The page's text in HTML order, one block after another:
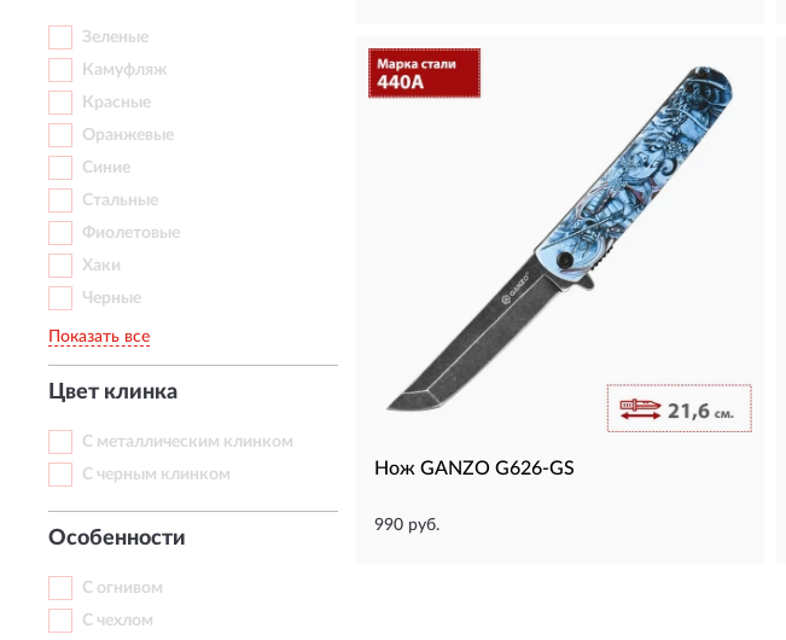
Зеленые
Камуфляж
Красные
Оранжевые
Синие
Стальные
Фиолетовые
Хаки
Черные
Показать все
Цвет клинка
С металлическим клинком
С черным клинком
Особенности
С огнивом
С чехлом
Нож GANZO G626-GS
990 руб.